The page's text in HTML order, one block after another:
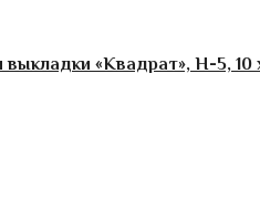
«Квадрат», H-5, 10